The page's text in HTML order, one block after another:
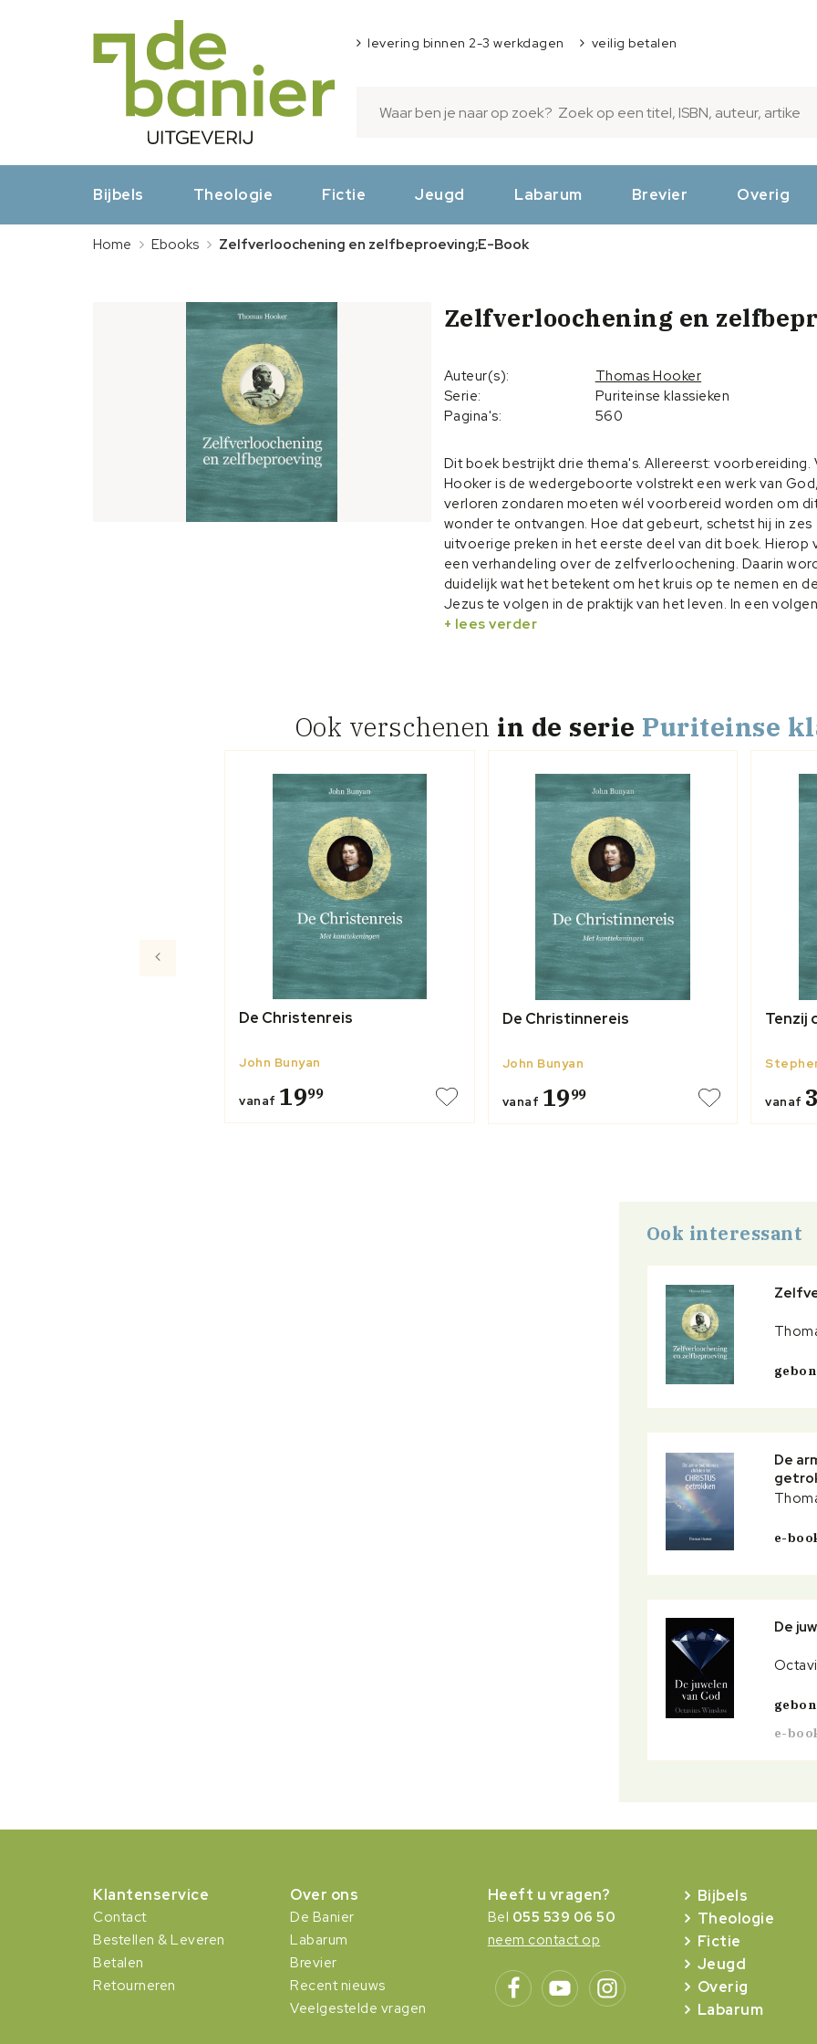
levering binnen 2-3 werkdagen veilig betalen
Bijbels Theologie Fictie Jeugd Labarum Brevier Overig
Home Ebooks Zelfverloochening en zelfbeproeving;E-Book
Zelfverloochening en
Auteur(s):
Thomas Hooker
Serie:
Puriteinse klassieken
Pagina's:
560
Dit boek bestrijkt drie thema's. Allereerst: voorbereiding.
Hooker is de wedergeboorte volstrekt een werk van
verloren zondaren moeten wél voorbereid worden om
wonder te ontvangen. Hoe dat gebeurt, schetst hij in zes
uitvoerige preken in het eerste deel van dit boek. Hierop
een verhandeling over de zelfverloochening. Daarin
duidelijk wat het betekent om het kruis op te nemen en
Jezus te volgen in de praktijk van het leven. In een
verhandeling komt de zelfbeproeving aan de orde aan de
+ lees verder
Ook verschenen in de serie Puriteinse
De Christenreis
John Bunyan
vanaf 1999
De Christinnereis
John Bunyan
vanaf 1999
Tenzij
vanaf
Ook interessant
De
e-
De
e-
Klantenservice
Contact
Bestellen & Leveren
Betalen
Retourneren
Over ons
De Banier
Labarum
Brevier
Recent nieuws
Veelgestelde vragen
Heeft u vragen?
Bel 055 539 06 50
neem contact op
Bijbels
Theologie
Fictie
Jeugd
Overig
Labarum